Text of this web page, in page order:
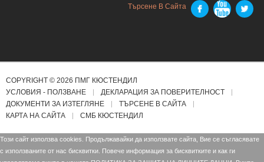
Търсене В Сайта
COPYRIGHT © 2026 ПМГ КЮСТЕНДИЛ
УСЛОВИЯ - ПОЛЗВАНЕ
ДЕКЛАРАЦИЯ ЗА ПОВЕРИТЕЛНОСТ
ДОКУМЕНТИ ЗА ИЗТЕГЛЯНЕ
ТЪРСЕНЕ В САЙТА
КАРТА НА САЙТА
СМБ КЮСТЕНДИЛ
Този сайт използва cookies. Продължавайки да използвате сайта, Вие се съгласявате
с използваните от нас бисквитки. Повече информация за бисквитките и как ги